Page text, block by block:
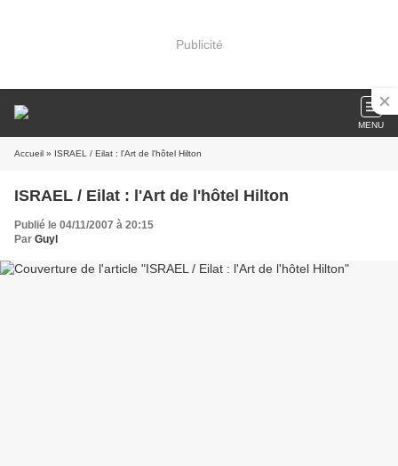
Publicité
MENU
Accueil » ISRAEL / Eilat : l'Art de l'hôtel Hilton
ISRAEL / Eilat : l'Art de l'hôtel Hilton
Publié le 04/11/2007 à 20:15
Par Guyl